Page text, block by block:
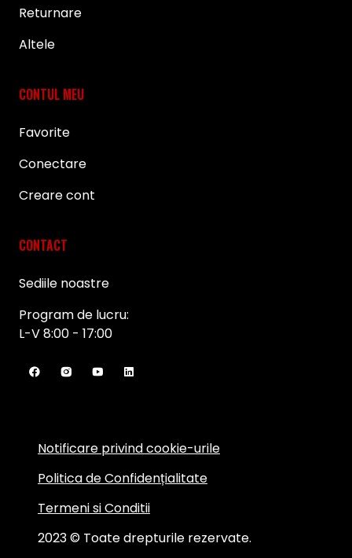
Returnare
Altele
CONTUL MEU
Favorite
Conectare
Creare cont
CONTACT
Sediile noastre
Program de lucru:
L-V 8:00 - 17:00
2023 © Toate drepturile rezervate.
Notificare privind cookie-urile
Politica de Confidențialitate
Termeni si Conditii